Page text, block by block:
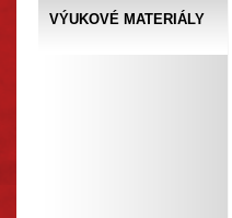
VÝUKOVÉ MATERIÁLY